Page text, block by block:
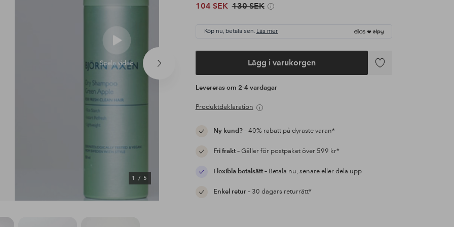
Spela video
Nästa
1/ 5
104 SEK 130 SEK
Köp nu, betala sen. Läs mer
Lägg i varukorgen
Lägg
Levereras om 2-4 vardagar
Produktdeklaration
Ny kund?– 40% rabatt på dyraste varan*
Fri frakt– Gäller för postpaket över 599 kr*
Flexibla betalsätt– Betala nu, senare eller dela upp
Enkel retur– 30 dagars returrätt*